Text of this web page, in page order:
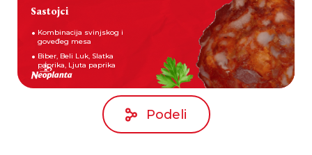
Sastojci
Kombinacija svinjskog i
goveđeg mesa
Biber, Beli Luk, Slatka
paprika, Ljuta paprika
Podeli